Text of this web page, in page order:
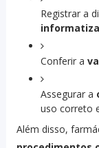
Registrar a
Conferir a
Assegurar a
uso correto
Além disso,